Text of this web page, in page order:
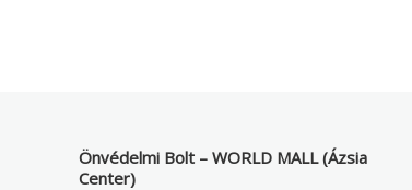
Önvédelmi Bolt – WORLD MALL (Ázsia
Center)